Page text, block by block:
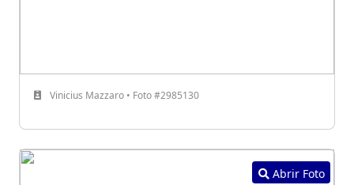
Vinicius Mazzaro • Foto #2985130
Abrir Foto